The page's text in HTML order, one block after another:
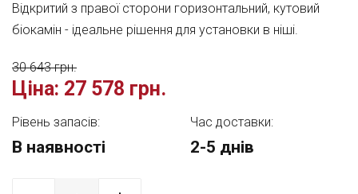
Відкритий з правої сторони горизонтальний, кутовий
біокамін - ідеальне рішення для установки в ніші.
Ціна: 27 578 грн.
30 643 грн.
Рівень запасів:
В наявності
Час доставки:
2-5 днів